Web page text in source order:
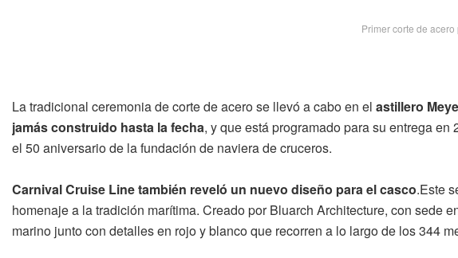
Primer corte de
La tradicional ceremonia de corte de acero se llevó a cabo en el astillero
jamás construido hasta la fecha, y que está programado para su entrega en
el 50 aniversario de la fundación de naviera de cruceros.
Carnival Cruise Line también reveló un nuevo diseño para el casco.Este
homenaje a la tradición marítima. Creado por Bluarch Architecture, con sede
marino junto con detalles en rojo y blanco que recorren a lo largo de los 344